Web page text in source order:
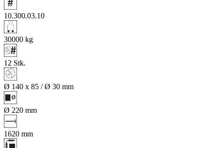
10.300.03.10
30000 kg
12 Stk.
Ø 140 x 85 / Ø 30 mm
Ø 220 mm
1620 mm